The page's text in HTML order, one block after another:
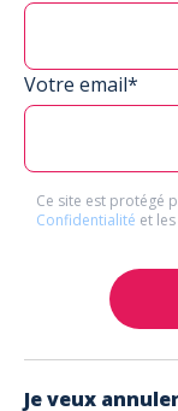
Votre email*
Ce site est protégé
Confidentialité et les
Je veux